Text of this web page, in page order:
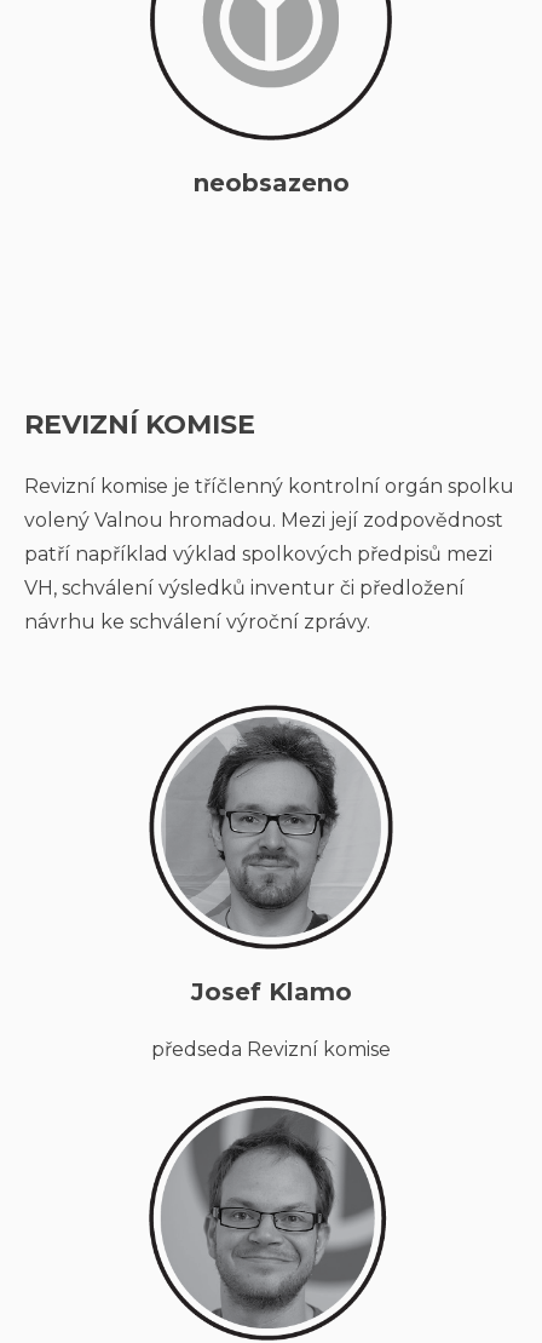
neobsazeno
REVIZNÍ KOMISE
Revizní komise je tříčlenný kontrolní orgán spolku
volený Valnou hromadou. Mezi její zodpovědnost
patří například výklad spolkových předpisů mezi
VH, schválení výsledků inventur či předložení
návrhu ke schválení výroční zprávy.
Josef Klamo
předseda Revizní komise